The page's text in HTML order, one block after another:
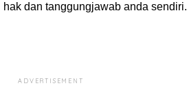
dan tanggungjawab anda sendiri.
ADVERTISEMENT